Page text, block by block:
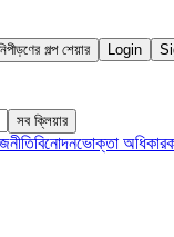
গল্প শেয়ার Login
সব ক্লিয়ার
বিনোদনভোক্তা অধিকার